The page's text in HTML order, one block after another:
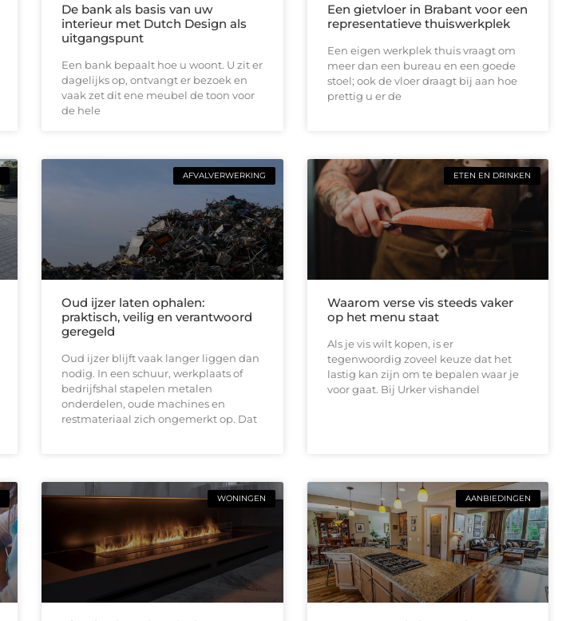
De bank als basis van uw
interieur met Dutch Design als
uitgangspunt
Een bank bepaalt hoe u woont. U zit er
dagelijks op, ontvangt er bezoek en
vaak zet dit ene meubel de toon voor
de hele
Een gietvloer in Brabant voor een
representatieve thuiswerkplek
Een eigen werkplek thuis vraagt om
meer dan een bureau en een goede
stoel; ook de vloer draagt bij aan hoe
prettig u er de
AFVALVERWERKING
Oud ijzer laten ophalen:
praktisch, veilig en verantwoord
geregeld
Oud ijzer blijft vaak langer liggen dan
nodig. In een schuur, werkplaats of
bedrijfshal stapelen metalen
onderdelen, oude machines en
restmateriaal zich ongemerkt op. Dat
ETEN EN DRINKEN
Waarom verse vis steeds vaker
op het menu staat
Als je vis wilt kopen, is er
tegenwoordig zoveel keuze dat het
lastig kan zijn om te bepalen waar je
voor gaat. Bij Urker vishandel
WONINGEN AANBIEDINGEN